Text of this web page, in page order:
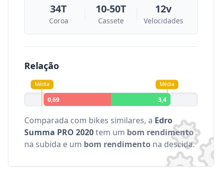
Coroa
34T
Cassete
10-50T
Velocidades
12v
Relação
Média
0,69
Média
3,4
Comparada com bikes similares, a Edro
Summa PRO 2020tem um bom rendimento
na subida e um bom rendimento na descida.